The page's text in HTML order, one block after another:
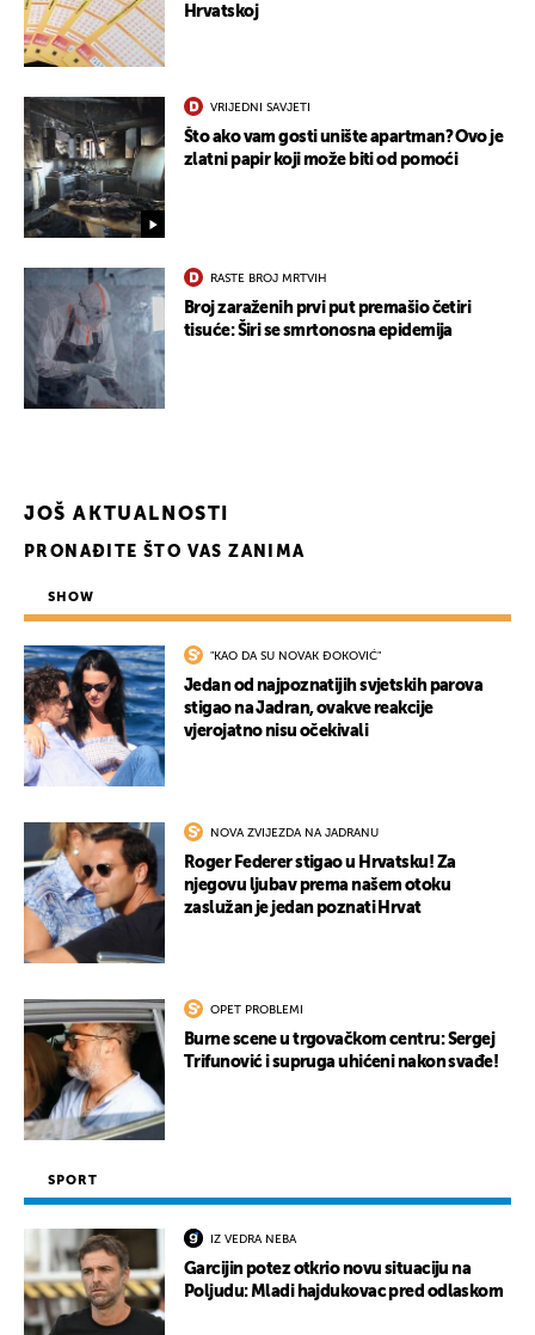
Hrvatskoj
VRIJEDNI SAVJETI
Što ako vam gosti unište apartman? Ovo je
zlatni papir koji može biti od pomoći
RASTE BROJ MRTVIH
Broj zaraženih prvi put premašio četiri
tisuće: Širi se smrtonosna epidemija
JOŠ AKTUALNOSTI
PRONAĐITE ŠTO VAS ZANIMA
SHOW
"KAO DA SU NOVAK ĐOKOVIĆ"
Jedan od najpoznatijih svjetskih parova
stigao na Jadran, ovakve reakcije
vjerojatno nisu očekivali
NOVA ZVIJEZDA NA JADRANU
Roger Federer stigao u Hrvatsku! Za
njegovu ljubav prema našem otoku
zaslužan je jedan poznati Hrvat
OPET PROBLEMI
Burne scene u trgovačkom centru: Sergej
Trifunović i supruga uhićeni nakon svađe!
SPORT
IZ VEDRA NEBA
Garcijin potez otkrio novu situaciju na
Poljudu: Mladi hajdukovac pred odlaskom